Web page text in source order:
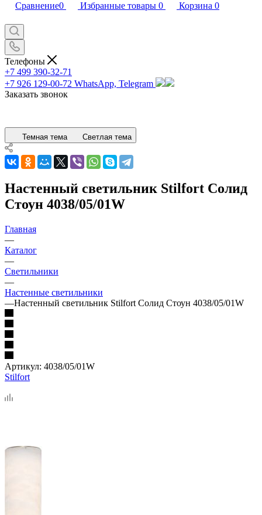
Сравнение0 Избранные товары 0 Корзина 0
Телефоны
+7 499 390-32-71
+7 926 129-00-72 WhatsApp, Telegram
Заказать звонок
Темная тема Светлая тема
Настенный светильник Stilfort Солид
Стоун 4038/05/01W
Главная
—
Каталог
—
Светильники
—
Настенные светильники
—Настенный светильник Stilfort Солид Стоун 4038/05/01W
Артикул: 4038/05/01W
Stilfort